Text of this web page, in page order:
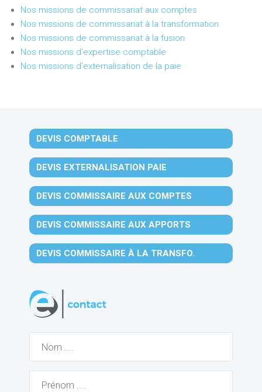
Nos missions de commissariat aux comptes
Nos missions de commissariat à la transformation
Nos missions de commissariat à la fusion
Nos missions d'expertise comptable
Nos missions d'externalisation de la paie
DEVIS COMPTABLE
DEVIS EXTERNALISATION PAIE
DEVIS COMMISSAIRE AUX COMPTES
DEVIS COMMISSAIRE AUX APPORTS
DEVIS COMMISSAIRE À LA TRANSFO.